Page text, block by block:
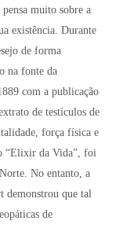
muito sobre a
existência. Durante
de forma
na fonte da
com a publicação
de testículos de
força física e
“Elixir da Vida”, foi
No entanto, a
demonstrou que tal
de